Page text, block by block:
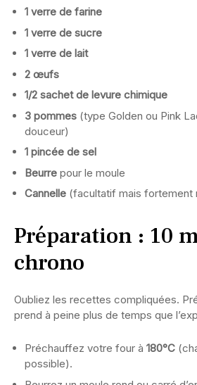
1 verre de farine
1 verre de sucre
1 verre de lait
2 œufs
1/2 sachet de levure chimique
3 pommes (type Golden ou Pink
douceur)
1 pincée de sel
Beurre pour le moule
Cannelle (facultatif mais fortement
Préparation : 10
chrono
Oubliez les recettes compliquées.
prend à peine plus de temps que
Préchauffez votre four à 180°C
possible).